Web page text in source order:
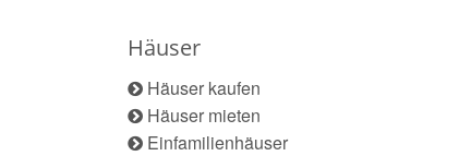
Häuser
Häuser kaufen
Häuser mieten
Einfamilienhäuser